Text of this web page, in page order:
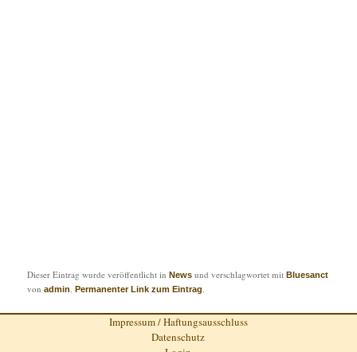
Dieser Eintrag wurde veröffentlicht inNews und verschlagwortet mitBluesanct
vonadmin .Permanenter Link zum Eintrag
Impressum / Haftungsausschluss
Datenschutz